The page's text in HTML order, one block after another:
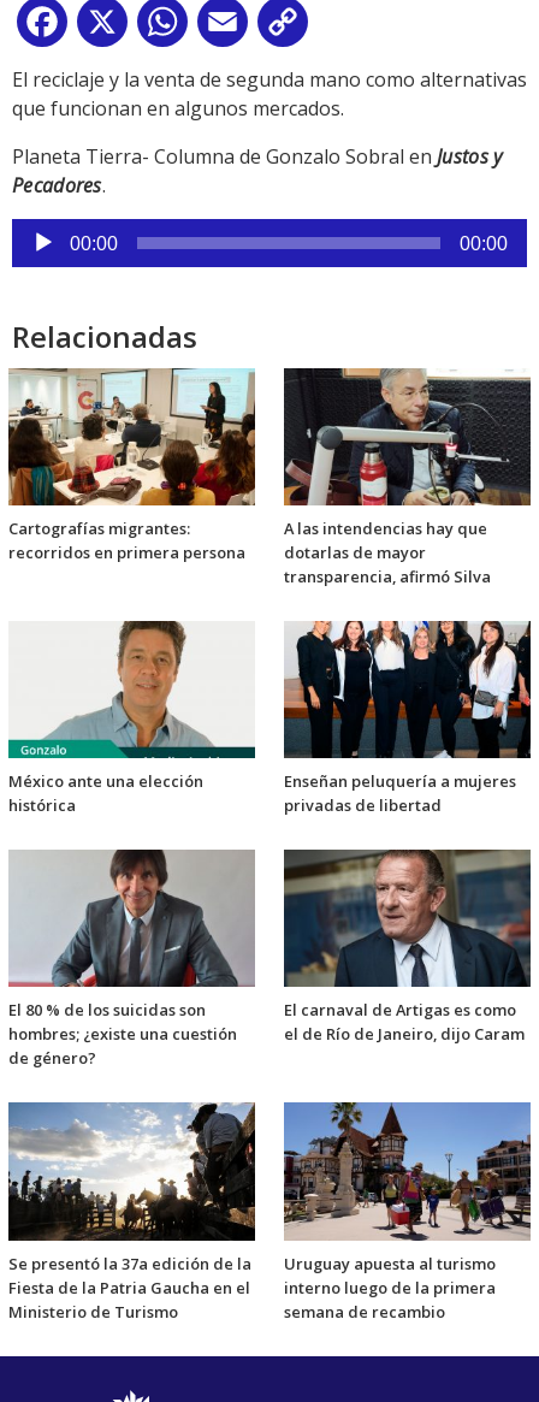
Facebook
X WhatsApp
Email
Link
El reciclaje y la venta de segunda mano como alternativas
que funcionan en algunos mercados.
Planeta Tierra- Columna de Gonzalo Sobral en Justos y
Pecadores.
Reproductor
de
00:00 00:00
Relacionadas
Cartografías migrantes:
recorridos en primera persona
A las intendencias hay que
dotarlas de mayor
transparencia, afirmó Silva
México ante una elección
histórica
Enseñan peluquería a mujeres
privadas de libertad
El 80 % de los suicidas son
hombres; ¿existe una cuestión
de género?
El carnaval de Artigas es como
el de Río de Janeiro, dijo Caram
Se presentó la 37a edición de la
Fiesta de la Patria Gaucha en el
Ministerio de Turismo
Uruguay apuesta al turismo
interno luego de la primera
semana de recambio